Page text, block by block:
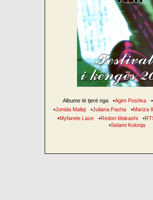
Albume të tjerë nga •Agim Poshka •
•Jonida Maliqi •Juliana Pasha •Mariza
•Myfarete Laze •Redon Makashi •
•Selami Kolonja